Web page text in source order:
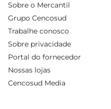
Sobre o Mercantil
Grupo Cencosud
Trabalhe conosco
Sobre privacidade
Portal do fornecedor
Nossas lojas
Cencosud Media